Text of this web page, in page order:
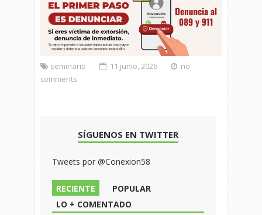
seminario 11 junio, 2026
no
comments
SÍGUENOS EN TWITTER
Tweets por @Conexion58
RECIENTE
POPULAR
LO + COMENTADO